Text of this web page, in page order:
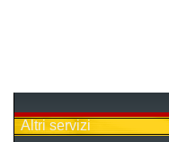
Altri servizi